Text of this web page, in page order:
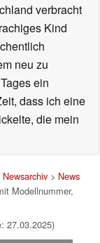
verbracht
Kind
neu zu
ein
dass ich eine
die mein
Newsarchiv> News
Modellnummer,
27.03.2025)